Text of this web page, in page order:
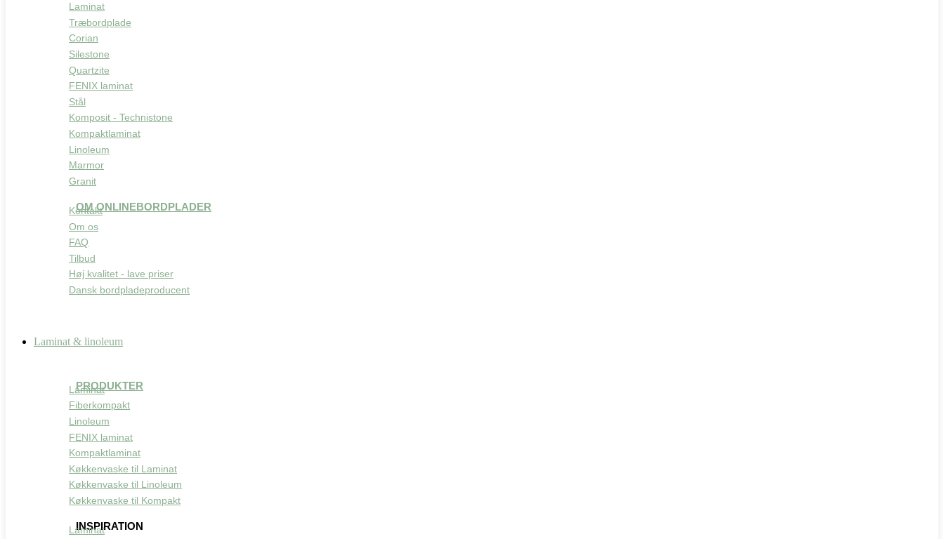
Laminat
Træbordplade
Corian
Silestone
Quartzite
FENIX laminat
Stål
Komposit - Technistone
Kompaktlaminat
Linoleum
Marmor
Granit
OM ONLINEBORDPLADER
Kontakt
Om os
FAQ
Tilbud
Høj kvalitet - lave priser
Dansk bordpladeproducent
Laminat & linoleum
PRODUKTER
Laminat
Fiberkompakt
Linoleum
FENIX laminat
Kompaktlaminat
Køkkenvaske til Laminat
Køkkenvaske til Linoleum
Køkkenvaske til Kompakt
INSPIRATION
Laminat